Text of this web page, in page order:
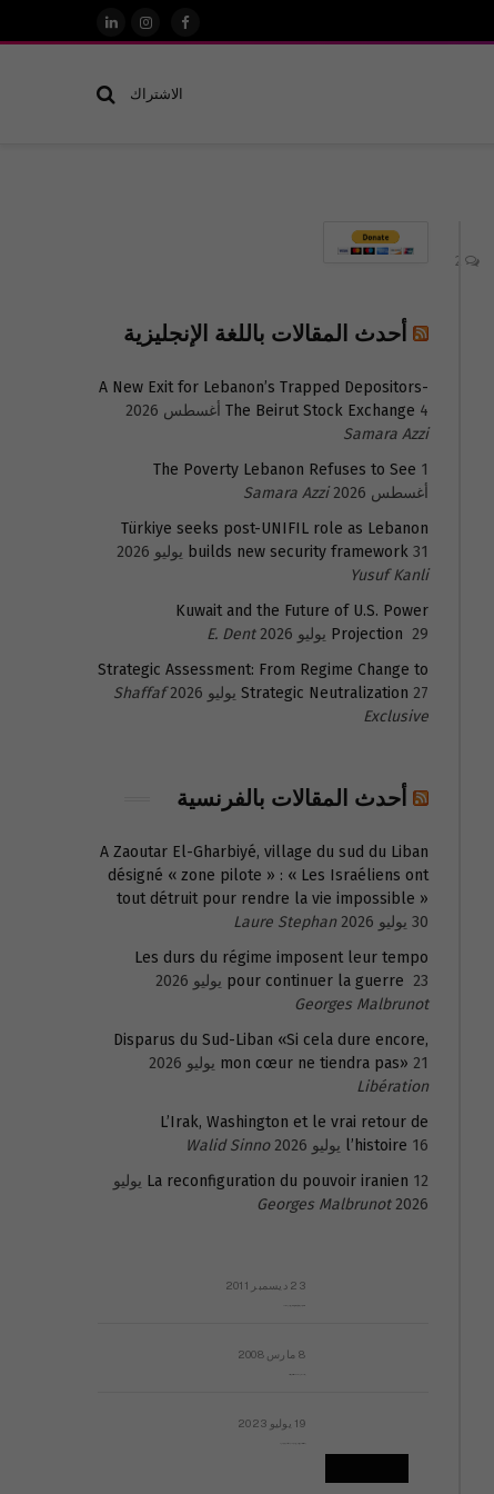
فيسبوكالانستغرام
لينكدإن
الاشتراك
أحدث المقالات باللغة الإنجليزية
A New Exit for Lebanon’s Trapped Depositors-
The Beirut Stock Exchange 4 أغسطس 2026
Samara Azzi
The Poverty Lebanon Refuses to See 1
أغسطس 2026
Samara Azzi
Türkiye seeks post-UNIFIL role as Lebanon
builds new security framework 31 يوليو 2026
Yusuf Kanli
Kuwait and the Future of U.S. Power
Projection 29 يوليو 2026
E. Dent
Strategic Assessment: From Regime Change to
Strategic Neutralization 27 يوليو 2026
Shaffaf
Exclusive
أحدث المقالات بالفرنسية
A Zaoutar El-Gharbiyé, village du sud du Liban
désigné « zone pilote » : « Les Israéliens ont
tout détruit pour rendre la vie impossible »
30 يوليو 2026
Laure Stephan
Les durs du régime imposent leur tempo
pour continuer la guerre 23 يوليو 2026
Georges Malbrunot
Disparus du Sud-Liban «Si cela dure encore,
mon cœur ne tiendra pas» 21 يوليو 2026
Libération
L’Irak, Washington et le vrai retour de
l’histoire 16 يوليو 2026
Walid Sinno
La reconfiguration du pouvoir iranien 12 يوليو
2026
Georges Malbrunot
23 ديسمبر 2011
8 مارس 2008
19 يوليو 2023